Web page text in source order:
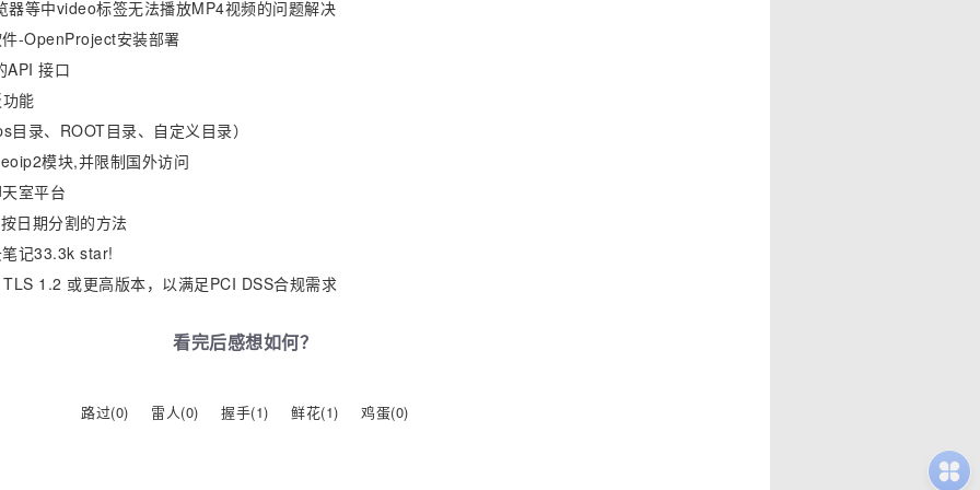
等中video标签无法播放MP4视频的问题解决
-OpenProject安装部署
API 接口
能
录、ROOT目录、自定义目录）
模块,并限制国外访问
室平台
日期分割的方法
记33.3k star!
1.2 或更高版本，以满足PCI DSS合规需求
看完后感想如何？
路过(0) 雷人(0) 握手(1) 鲜花(1) 鸡蛋(0)